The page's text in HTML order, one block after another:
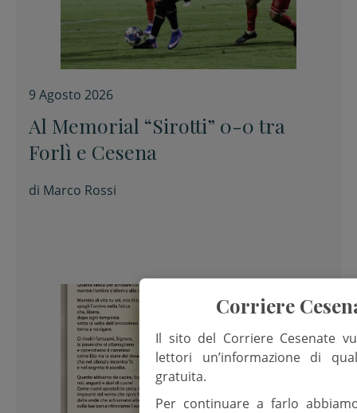
9 Agosto 2026
Al Memorial “Sirotti” 0-0 tra
Forlì e Cesena
di Marco Rossi
Corriere
Il sito del Corriere Cesenate
lettori un’informazione di
gratuita.
Per continuare a farlo